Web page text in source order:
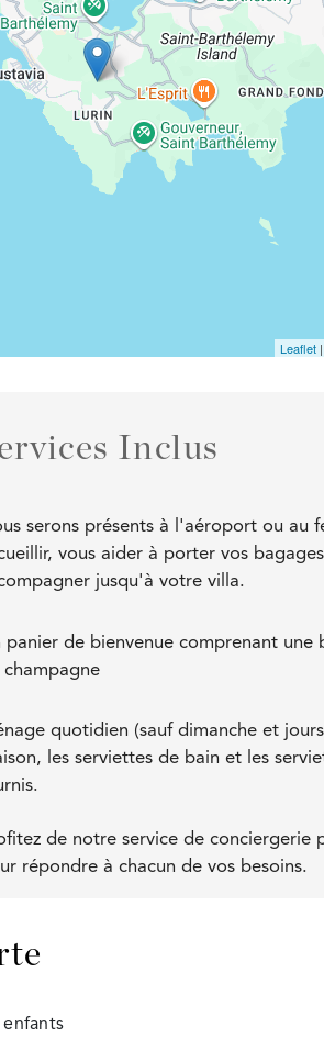
Leaflet|
Inclus
serons présents à l'aéroport ou au
vous aider à porter vos
jusqu'à votre villa.
panier de bienvenue comprenant une
champagne
quotidien (sauf dimanche et
les serviettes de bain et les
de notre service de conciergerie
répondre à chacun de vos besoins.